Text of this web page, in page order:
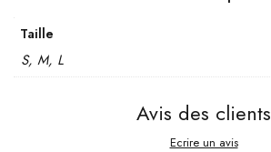
Taille
S, M, L
Avis des clients
Ecrire un avis